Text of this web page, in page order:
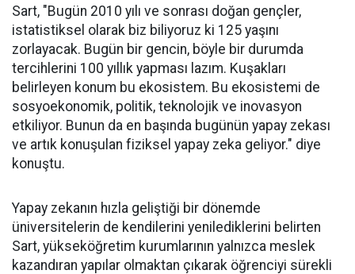
Sart, "Bugün 2010 yılı ve sonrası doğan gençler,
istatistiksel olarak biz biliyoruz ki 125 yaşını
zorlayacak. Bugün bir gencin, böyle bir durumda
tercihlerini 100 yıllık yapması lazım. Kuşakları
belirleyen konum bu ekosistem. Bu ekosistemi de
sosyoekonomik, politik, teknolojik ve inovasyon
etkiliyor. Bunun da en başında bugünün yapay zekası
ve artık konuşulan fiziksel yapay zeka geliyor." diye
konuştu.
Yapay zekanın hızla geliştiği bir dönemde
üniversitelerin de kendilerini yenilediklerini belirten
Sart, yükseköğretim kurumlarının yalnızca meslek
kazandıran yapılar olmaktan çıkarak öğrenciyi sürekli